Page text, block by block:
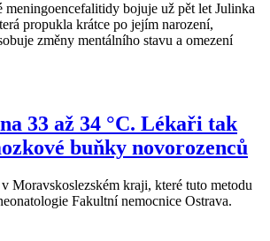
meningoencefalitidy bojuje už pět let Julinka
propukla krátce po jejím narození,
změny mentálního stavu a omezení
33 až 34 °C. Lékaři tak
buňky novorozenců
Moravskoslezském kraji, které tuto metodu
Fakultní nemocnice Ostrava.